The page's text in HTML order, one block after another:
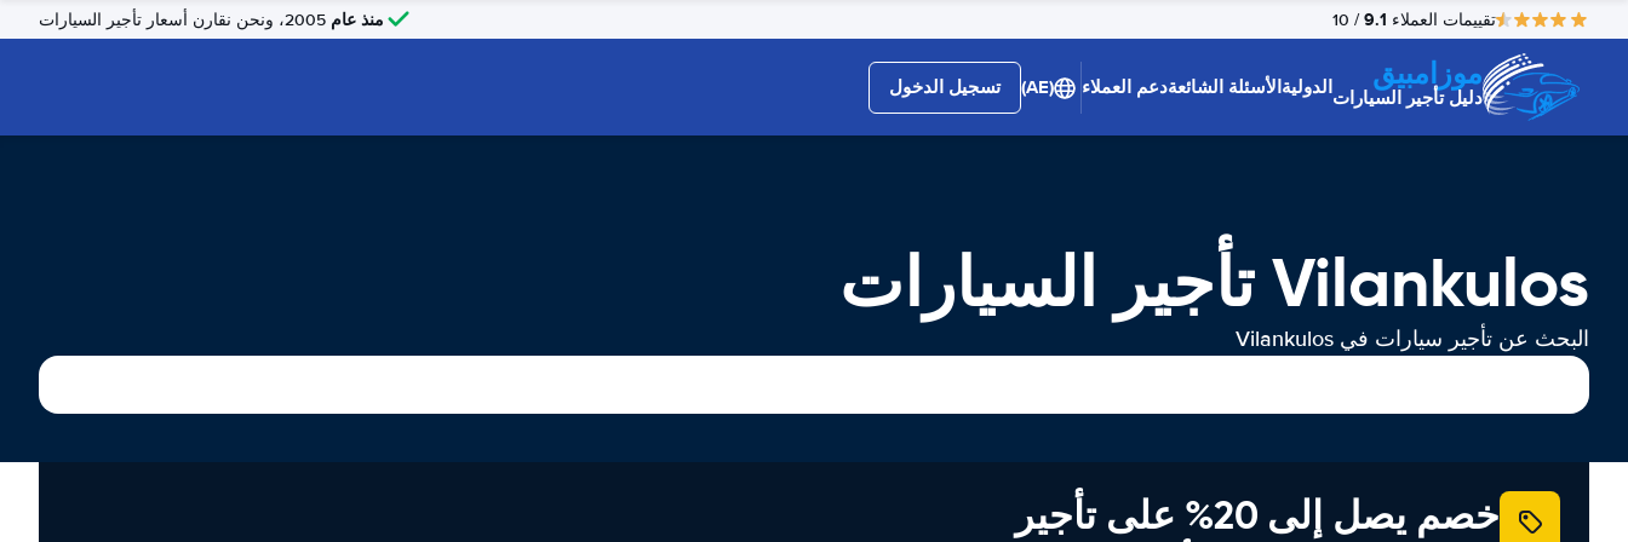
تقييمات العملاء 9.1
/ 10 منذ عام
موزامبيق
دليل تأجير السياراتالدوليةالأسئلة الشائعةدعم العملاء (AE) تسجيل الدخول
Vilankulos تأجير السيارات
البحث عن تأجير سيارات في Vilankulos
خصم يصل إلى 20% على تأجير